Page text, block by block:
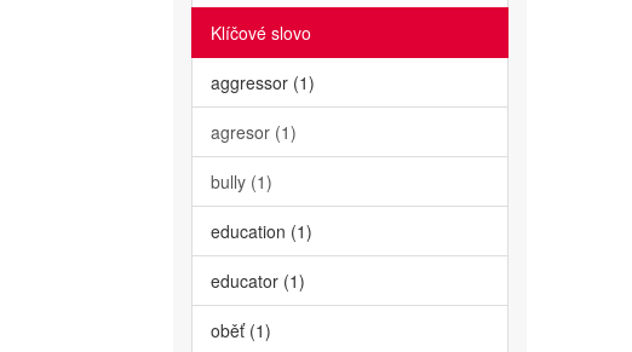
Klíčové slovo
aggressor (1)
agresor (1)
bully (1)
education (1)
educator (1)
oběť (1)